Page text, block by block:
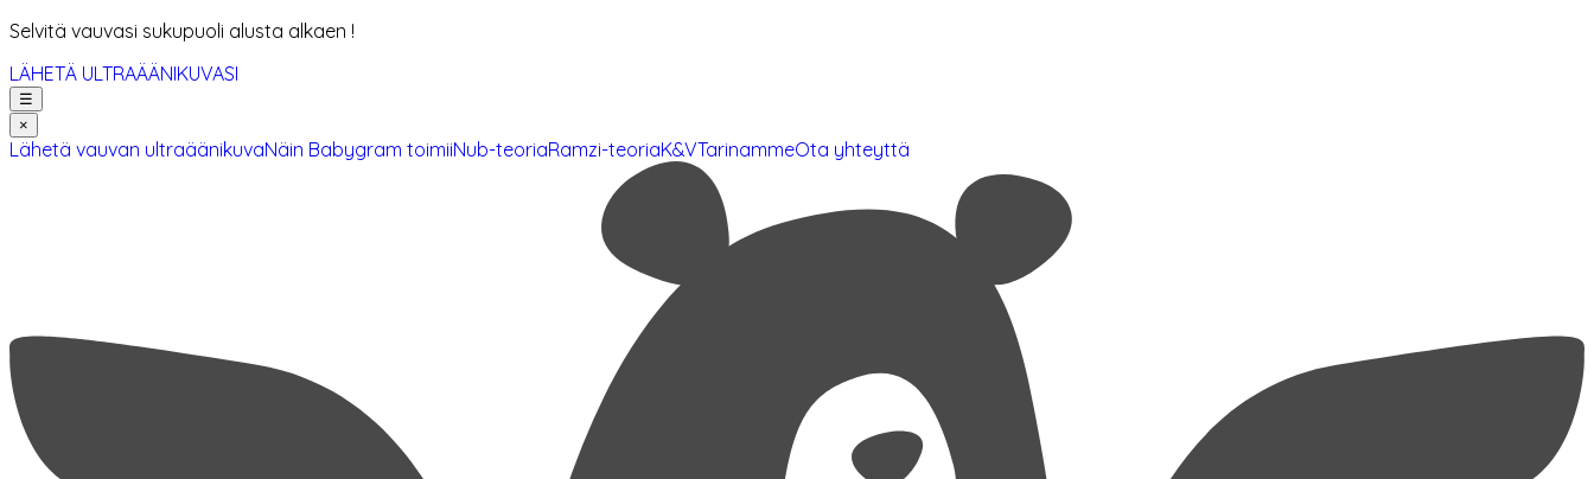
Selvitä vauvasi sukupuoli alusta alkaen !
LÄHETÄ ULTRAÄÄNIKUVASI
☰
×
Lähetä vauvan ultraäänikuvaNäin Babygram toimiiNub-teoriaRamzi-teoriaK&VTarinammeOta yhteyttä